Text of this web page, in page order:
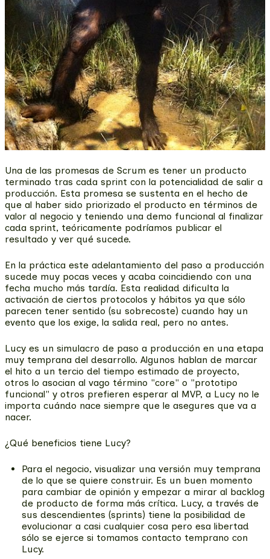
Una de las promesas de Scrum es tener un producto
terminado tras cada sprint con la potencialidad de salir a
producción. Esta promesa se sustenta en el hecho de
que al haber sido priorizado el producto en términos de
valor al negocio y teniendo una demo funcional al finalizar
cada sprint, teóricamente podríamos publicar el
resultado y ver qué sucede.
En la práctica este adelantamiento del paso a producción
sucede muy pocas veces y acaba coincidiendo con una
fecha mucho más tardía. Esta realidad dificulta la
activación de ciertos protocolos y hábitos ya que sólo
parecen tener sentido (su sobrecoste) cuando hay un
evento que los exige, la salida real, pero no antes.
Lucy es un simulacro de paso a producción en una etapa
muy temprana del desarrollo. Algunos hablan de marcar
el hito a un tercio del tiempo estimado de proyecto,
otros lo asocian al vago término "core" o "prototipo
funcional" y otros prefieren esperar al MVP, a Lucy no le
importa cuándo nace siempre que le asegures que va a
nacer.
¿Qué beneficios tiene Lucy?
Para el negocio, visualizar una versión muy temprana
de lo que se quiere construir. Es un buen momento
para cambiar de opinión y empezar a mirar al backlog
de producto de forma más crítica. Lucy, a través de
sus descendientes (sprints) tiene la posibilidad de
evolucionar a casi cualquier cosa pero esa libertad
sólo se ejerce si tomamos contacto temprano con
Lucy.